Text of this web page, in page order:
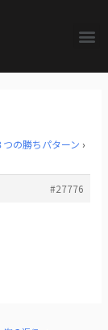
の勝ちパターン ›
#27776